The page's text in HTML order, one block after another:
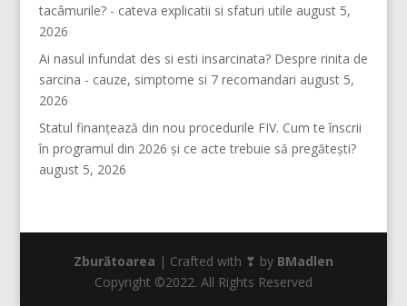
tacâmurile? - cateva explicatii si sfaturi utile august 5,
2026
Ai nasul infundat des si esti insarcinata? Despre rinita de
sarcina - cauze, simptome si 7 recomandari august 5,
2026
Statul finanțează din nou procedurile FIV. Cum te înscrii
în programul din 2026 și ce acte trebuie să pregătești?
august 5, 2026
Zburătoarea | Crafted with ❣ by BMadlen
Copyright ©2022. All Rights Reserved